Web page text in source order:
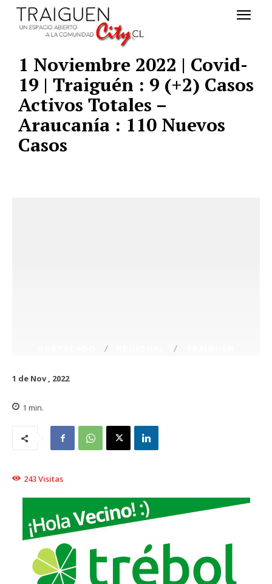
1 Noviembre 2022 | Covid-
19 | Traiguén : 9 (+2) Casos
Activos Totales –
Araucanía : 110 Nuevos
Casos
1 de Nov , 2022
1 min.
243Visitas